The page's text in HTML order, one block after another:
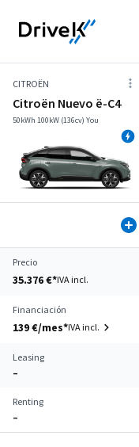
CITROËN
Citroën Nuevo ë-C4
50kWh 100kW (136cv) You
Precio
35.376 €*IVA incl.
Financiación
139 €/mes*IVA incl.
Leasing
–
Renting
–